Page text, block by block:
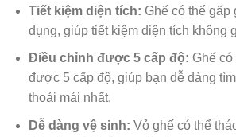
Tiết kiệm diện tích: Ghế có thể
dụng, giúp tiết kiệm diện tích không
Điều chỉnh được 5 cấp độ: Ghế
được 5 cấp độ, giúp bạn dễ dàng
thoải mái nhất.
Dễ dàng vệ sinh: Vỏ ghế có thể